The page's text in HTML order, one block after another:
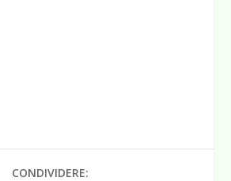
CONDIVIDERE: